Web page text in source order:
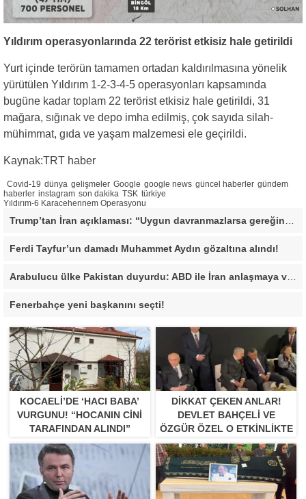
Yıldırım operasyonlarında 22 terörist etkisiz hale getirildi
Yurt içinde terörün tamamen ortadan kaldırılmasına yönelik
yürütülen Yıldırım 1-2-3-4-5 operasyonları kapsamında
bugüne kadar toplam 22 terörist etkisiz hale getirildi, 31
mağara, sığınak ve depo imha edilmiş, çok sayıda silah-
mühimmat, gıda ve yaşam malzemesi ele geçirildi.
Kaynak:TRT haber
Covid-19 dünya gelişmeler Google google news güncel haberler gündem
haberler instagram son dakika TSK türkiye
Yıldırım-6 Karacehennem Operasyonu
Ferdi Tayfur’un damadı Muhammet Aydın gözaltına alındı!
Arabulucu ülke Pakistan duyurdu: ABD ile İran anlaşmaya vardı
Fenerbahçe yeni başkanını seçti!
KOCAELI’DE ‘HACI BABA’
VURGUNU! “HOCANIN CINI
TARAFINDAN ALINDI”
DIKKAT ÇEKEN ANLAR!
DEVLET BAHÇELI VE
ÖZGÜR ÖZEL O ETKINLIKTE
BIR ARAYA GELDILER